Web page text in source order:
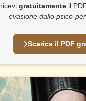
ricevi gratuitamenteil
evasione dallo psico-
Scarica il PDF